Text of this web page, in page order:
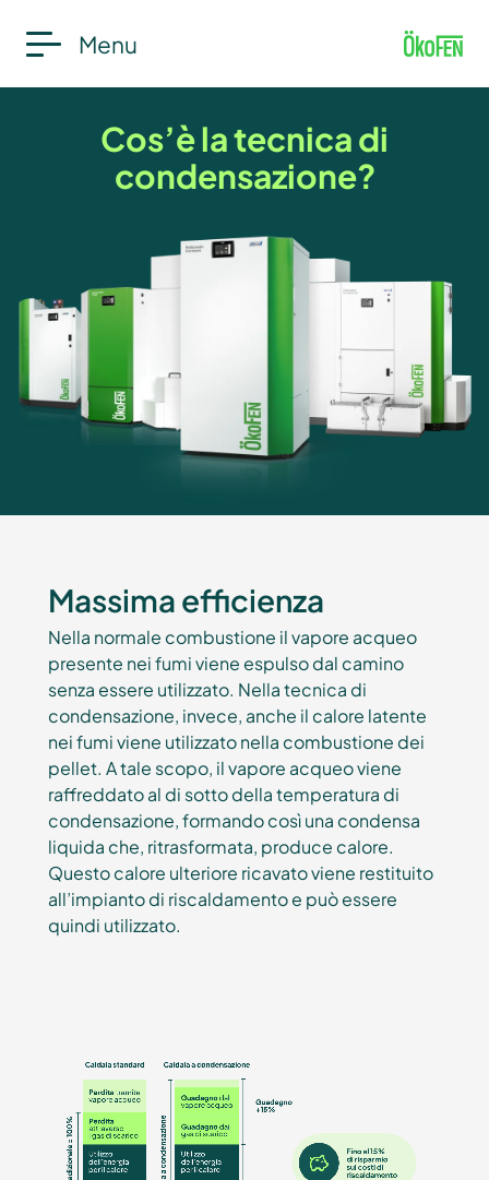
Menu
Cos’è la tecnica di
condensazione?
Massima efficienza
Nella normale combustione il vapore acqueo
presente nei fumi viene espulso dal camino
senza essere utilizzato. Nella tecnica di
condensazione, invece, anche il calore latente
nei fumi viene utilizzato nella combustione dei
pellet. A tale scopo, il vapore acqueo viene
raffreddato al di sotto della temperatura di
condensazione, formando così una condensa
liquida che, ritrasformata, produce calore.
Questo calore ulteriore ricavato viene restituito
all’impianto di riscaldamento e può essere
quindi utilizzato.